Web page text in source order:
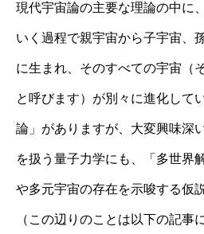
現代宇宙論の主要な理論の中に
いく過程で親宇宙から子宇宙、
に生まれ、そのすべての宇宙（
と呼びます）が別々に進化して
論」がありますが、大変興味深
を扱う量子力学にも、「多世界
や多元宇宙の存在を示唆する仮
（この辺りのことは以下の記事